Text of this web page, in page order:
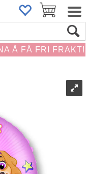
Å FÅ FRI FRAKT!